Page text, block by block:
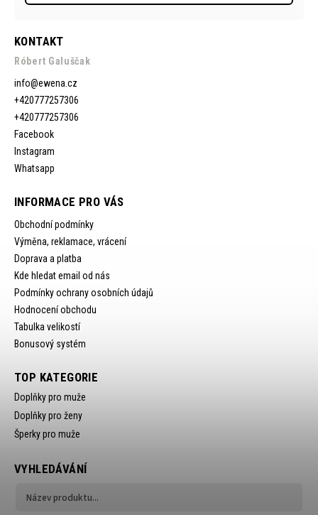
KONTAKT
Róbert Galuščak
info@ewena.cz
+420777257306
+420777257306
Facebook
Instagram
Whatsapp
INFORMACE PRO VÁS
Obchodní podmínky
Výměna, reklamace, vrácení
Doprava a platba
Kde hledat email od nás
Podmínky ochrany osobních údajů
Hodnocení obchodu
Tabulka velikostí
Bonusový systém
TOP KATEGORIE
Doplňky pro muže
Doplňky pro ženy
Šperky pro muže
VYHLEDÁVÁNÍ